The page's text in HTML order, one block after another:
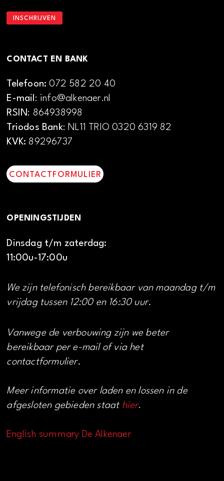
CONTACT EN BANK
Telefoon:072 582 20 40
E-mail: info@alkenaer.nl
RSIN: 864938998
Triodos Bank: NL11 TRIO 0320 6319 82
KVK: 89296737
CONTACTFORMULIER
OPENINGSTIJDEN
Dinsdag t/m zaterdag:
11:00u-17:00u
We zijn telefonisch bereikbaar van maandag t/m
vrijdag tussen 12:00 en 16:30 uur.
Vanwege de verbouwing zijn we beter
bereikbaar per e-mail of via het
contactformulier.
Meer informatie over laden en lossen in de
afgesloten gebieden staat hier.
English summary De Alkenaer